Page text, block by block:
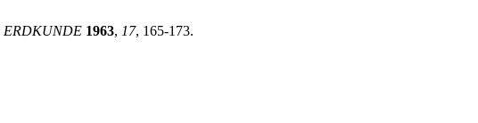
ERDKUNDE 1963, 17, 165-173.